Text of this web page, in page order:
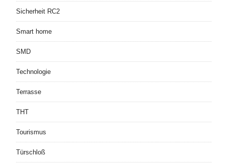
Sicherheit RC2
Smart home
SMD
Technologie
Terrasse
THT
Tourismus
Türschloß